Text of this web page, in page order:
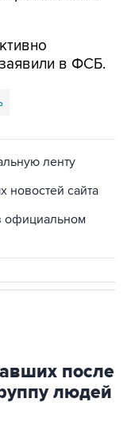
в ФСБ.
ленту
новостей сайта
официальном
после
людей